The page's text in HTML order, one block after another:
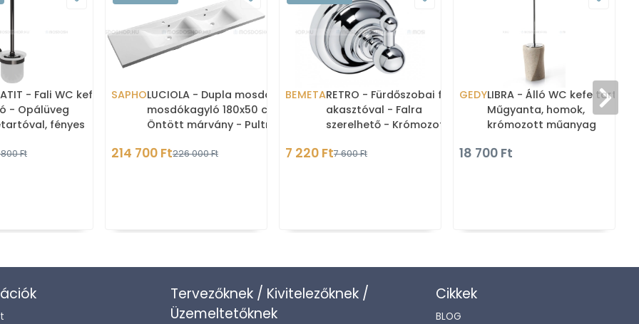
- Fali WC kefe
- Opálüveg
fényes
Ft
SAPHOLUCIOLA - Dupla mosdó,
mosdókagyló 180x50 cm -
Öntött márvány - Pultra,
214 700 Ft226 000 Ft
BEMETARETRO - Fürdőszobai fogas 1
akasztóval - Falra
szerelhető - Krómozott réz
7 220 Ft7 600 Ft
GEDYLIBRA - Álló WC kefe tartó -
Műgyanta, homok,
krómozott műanyag
18 700 Ft
Tervezőknek / Kivitelezőknek /
Üzemeltetőknek
Cikkek
BLOG